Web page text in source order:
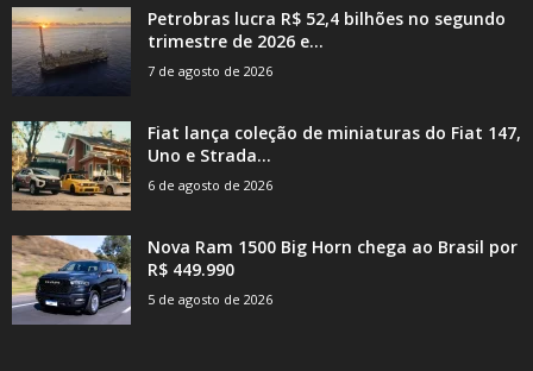
Petrobras lucra R$ 52,4 bilhões no segundo
trimestre de 2026 e...
7 de agosto de 2026
Fiat lança coleção de miniaturas do Fiat 147,
Uno e Strada...
6 de agosto de 2026
Nova Ram 1500 Big Horn chega ao Brasil por
R$ 449.990
5 de agosto de 2026